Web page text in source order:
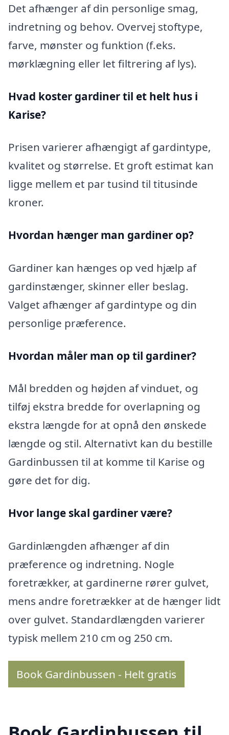
Det afhænger af din personlige smag,
indretning og behov. Overvej stoftype,
farve, mønster og funktion (f.eks.
mørklægning eller let filtrering af lys).
Hvad koster gardiner til et helt hus i
Karise?
Prisen varierer afhængigt af gardintype,
kvalitet og størrelse. Et groft estimat kan
ligge mellem et par tusind til titusinde
kroner.
Hvordan hænger man gardiner op?
Gardiner kan hænges op ved hjælp af
gardinstænger, skinner eller beslag.
Valget afhænger af gardintype og din
personlige præference.
Hvordan måler man op til gardiner?
Mål bredden og højden af vinduet, og
tilføj ekstra bredde for overlapning og
ekstra længde for at opnå den ønskede
længde og stil. Alternativt kan du bestille
Gardinbussen til at komme til Karise og
gøre det for dig.
Hvor lange skal gardiner være?
Gardinlængden afhænger af din
præference og indretning. Nogle
foretrækker, at gardinerne rører gulvet,
mens andre foretrækker at de hænger lidt
over gulvet. Standardlængden varierer
typisk mellem 210 cm og 250 cm.
Book Gardinbussen - Helt gratis